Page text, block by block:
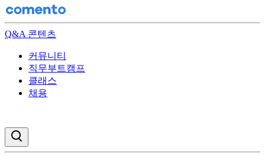
Q&A 콘텐츠
커뮤니티
직무부트캠프
클래스
채용